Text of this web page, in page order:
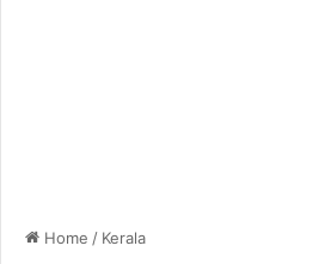
Home / Kerala